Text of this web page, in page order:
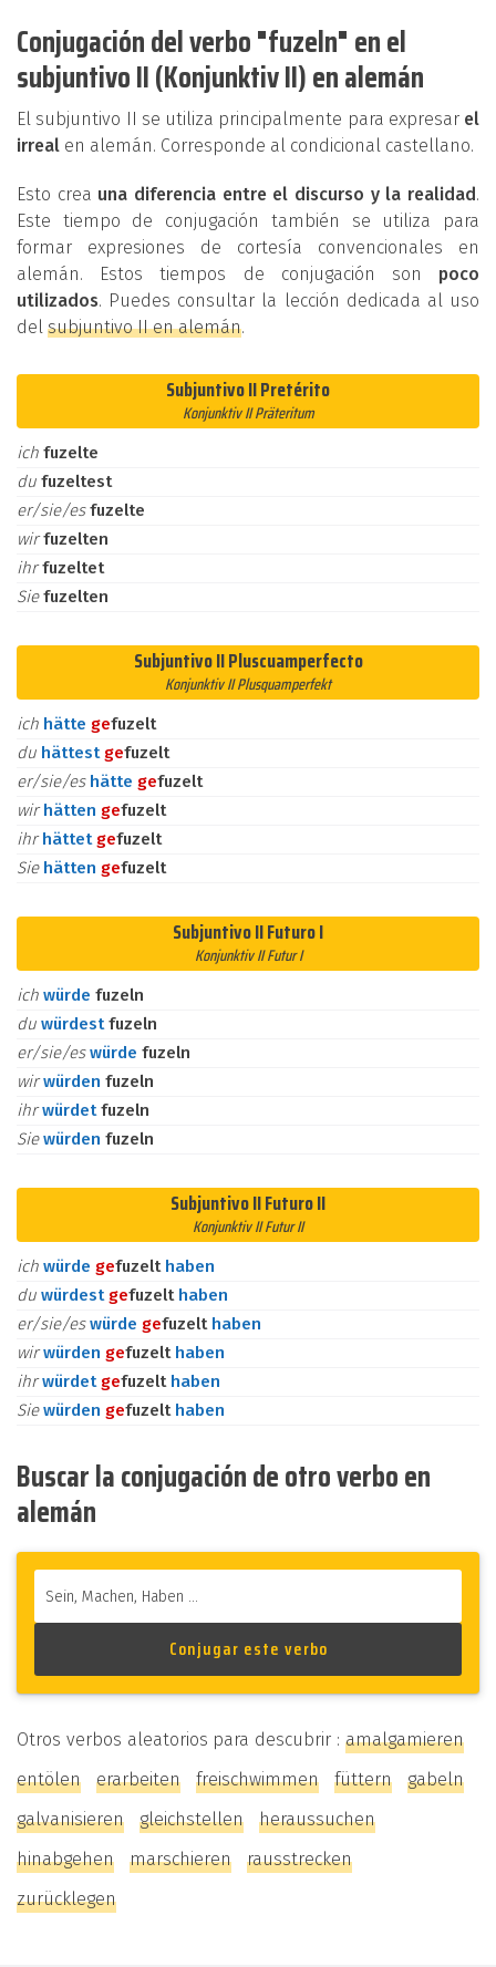
Conjugación del verbo "fuzeln" en el
subjuntivo II (Konjunktiv II) en alemán
El subjuntivo II se utiliza principalmente para expresar el
irreal en alemán. Corresponde al condicional castellano.
Esto crea una diferencia entre el discurso y la realidad.
Este tiempo de conjugación también se utiliza para
formar expresiones de cortesía convencionales en
alemán. Estos tiempos de conjugación son poco
utilizados. Puedes consultar la lección dedicada al uso
del subjuntivo II en alemán.
Subjuntivo II Pretérito
Konjunktiv II Präteritum
ich fuzelte
du fuzeltest
er/sie/esfuzelte
wirfuzelten
ihrfuzeltet
Siefuzelten
Subjuntivo II Pluscuamperfecto
Konjunktiv II Plusquamperfekt
ich hätte gefuzelt
du hättest gefuzelt
er/sie/es hätte gefuzelt
wirhätten gefuzelt
ihrhättet gefuzelt
Sie hätten gefuzelt
Subjuntivo II Futuro I
Konjunktiv II Futur I
ich würde fuzeln
du würdestfuzeln
er/sie/eswürde fuzeln
wirwürden fuzeln
ihrwürdetfuzeln
Siewürden fuzeln
Subjuntivo II Futuro II
Konjunktiv II Futur II
ich würde gefuzelt haben
du würdest gefuzelt haben
er/sie/eswürde gefuzelt haben
wirwürden gefuzelt haben
ihrwürdet gefuzelt haben
Siewürden gefuzelt haben
Buscar la conjugación de otro verbo en
alemán
Otros verbos aleatorios para descubrir : amalgamieren
entölen
erarbeiten freischwimmen füttern
gabeln
galvanisieren
gleichstellen
heraussuchen
hinabgehen
marschieren
rausstrecken
zurücklegen